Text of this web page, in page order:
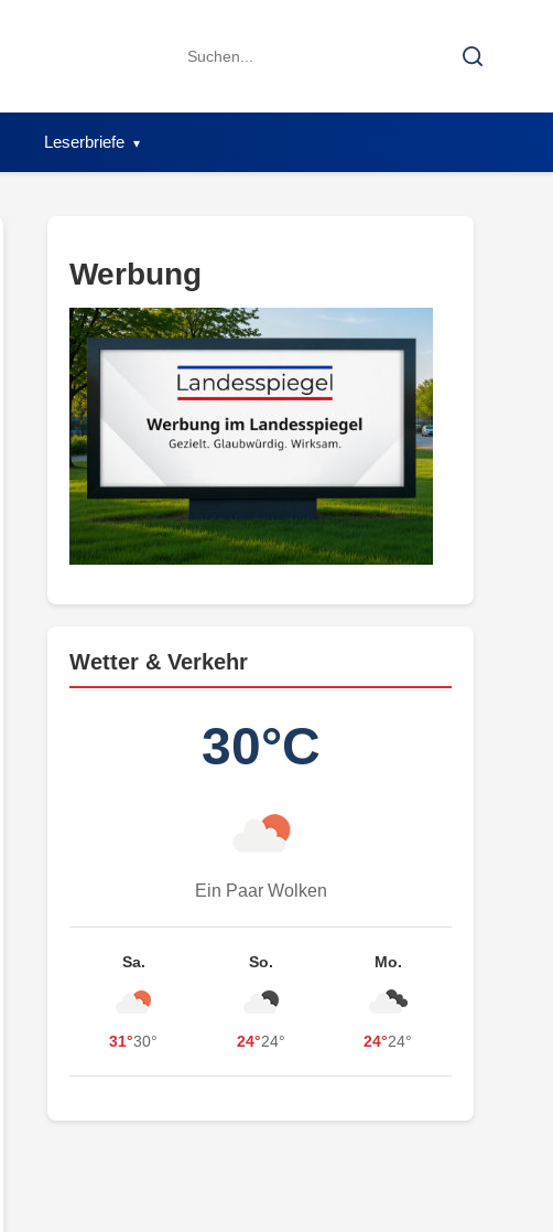
Search
Search
Leserbriefe
Werbung
Wetter & Verkehr
30°C
Ein Paar Wolken
Sa.
31°30°
So.
24°24°
Mo.
24°24°